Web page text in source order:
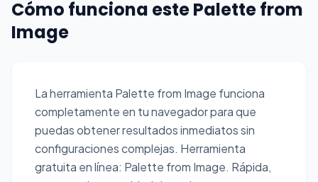
Cómo funciona este Palette from
Image
La herramienta Palette from Image funciona
completamente en tu navegador para que
puedas obtener resultados inmediatos sin
configuraciones complejas. Herramienta
gratuita en línea: Palette from Image. Rápida,